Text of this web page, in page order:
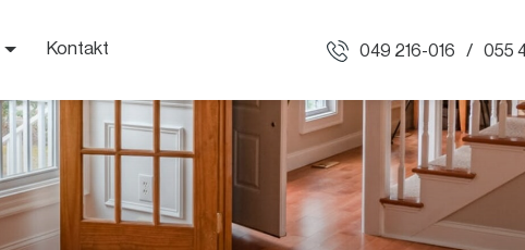
Kontakt 049 216-016 055